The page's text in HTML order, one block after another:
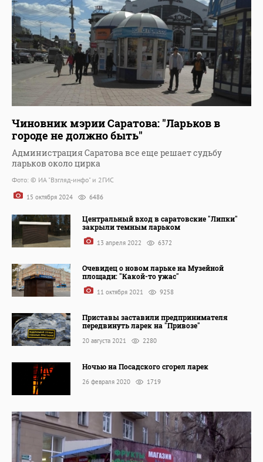
Чиновник мэрии Саратова: "Ларьков в
городе не должно быть"
Администрация Саратова все еще решает судьбу
ларьков около цирка
Фото: © ИА "Взгляд-инфо" и 2ГИС
15 октября 2024 6486
Центральный вход в саратовские "Липки"
закрыли темным ларьком
13 апреля 2022 6372
Очевидец о новом ларьке на Музейной
площади: "Какой-то ужас"
11 октября 2021 9258
Приставы заставили предпринимателя
передвинуть ларек на "Привозе"
20 августа 2021 2280
Ночью на Посадского сгорел ларек
26 февраля 2020 1719